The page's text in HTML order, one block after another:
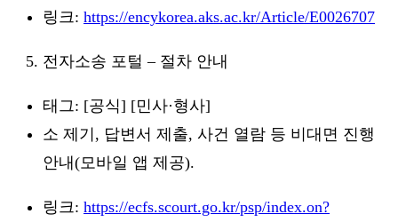
링크: https://encykorea.aks.ac.kr/Article/E0026707
전자소송 포털 – 절차 안내
태그: [공식] [민사·형사]
소 제기, 답변서 제출, 사건 열람 등 비대면 진행
안내(모바일 앱 제공).
링크: https://ecfs.scourt.go.kr/psp/index.on?